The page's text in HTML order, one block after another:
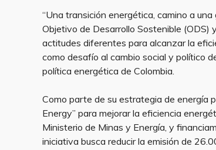
“Una transición energética, camino a
Objetivo de Desarrollo Sostenible (ODS)
actitudes diferentes para alcanzar la
como desafío al cambio social y político
política energética de Colombia.
Como parte de su estrategia de energía
Energy” para mejorar la eficiencia
Ministerio de Minas y Energía, y
iniciativa busca reducir la emisión de